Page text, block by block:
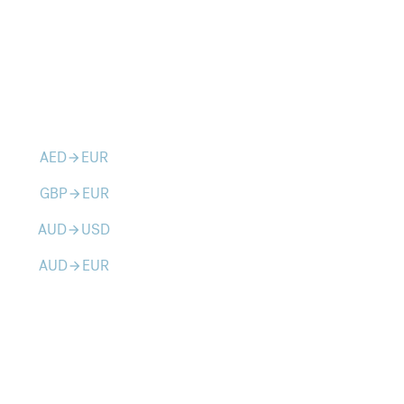
AEDarrow_forward EUR
GBParrow_forward EUR
AUDarrow_forward USD
AUDarrow_forward EUR